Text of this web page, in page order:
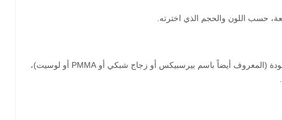
جميع المنتجات مصنوعة من الأكريليك عالي الجودة (المعروف أيضاً باسم بيرسبيكس أو زجاج شبكي أو PMMA أو لوسيت)،